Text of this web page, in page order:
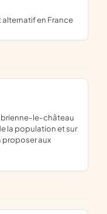
en France
la population et sur
proposer aux